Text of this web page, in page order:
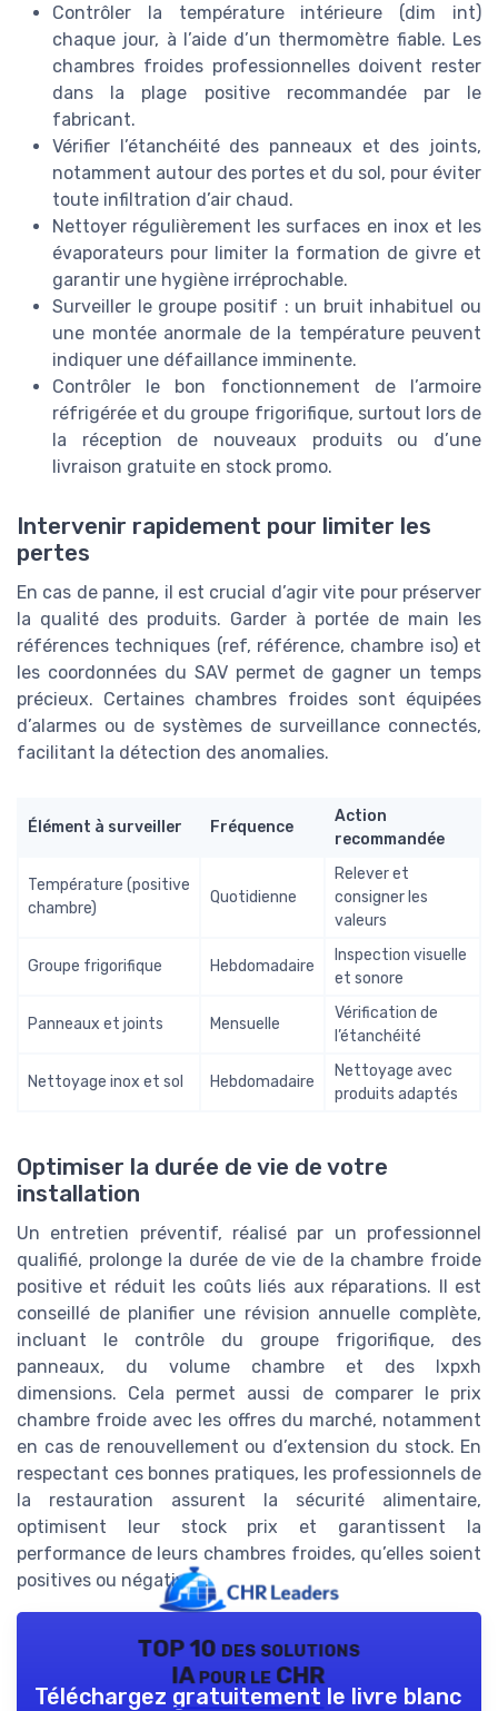
Contrôler la température intérieure (dim int)
chaque jour, à l’aide d’un thermomètre fiable. Les
chambres froides professionnelles doivent rester
dans la plage positive recommandée par le
fabricant.
Vérifier l’étanchéité des panneaux et des joints,
notamment autour des portes et du sol, pour éviter
toute infiltration d’air chaud.
Nettoyer régulièrement les surfaces en inox et les
évaporateurs pour limiter la formation de givre et
garantir une hygiène irréprochable.
Surveiller le groupe positif : un bruit inhabituel ou
une montée anormale de la température peuvent
indiquer une défaillance imminente.
Contrôler le bon fonctionnement de l’armoire
réfrigérée et du groupe frigorifique, surtout lors de
la réception de nouveaux produits ou d’une
livraison gratuite en stock promo.
Intervenir rapidement pour limiter les
pertes
En cas de panne, il est crucial d’agir vite pour préserver
la qualité des produits. Garder à portée de main les
références techniques (ref, référence, chambre iso) et
les coordonnées du SAV permet de gagner un temps
précieux. Certaines chambres froides sont équipées
d’alarmes ou de systèmes de surveillance connectés,
facilitant la détection des anomalies.
Élément à surveiller Fréquence
Action
recommandée
Température (positive
chambre)
Quotidienne
Relever et
consigner les
valeurs
Groupe frigorifique Hebdomadaire
Inspection visuelle
et sonore
Panneaux et joints Mensuelle
Vérification de
l’étanchéité
Nettoyage inox et sol Hebdomadaire
Nettoyage avec
produits adaptés
Optimiser la durée de vie de votre
installation
Un entretien préventif, réalisé par un professionnel
qualifié, prolonge la durée de vie de la chambre froide
positive et réduit les coûts liés aux réparations. Il est
conseillé de planifier une révision annuelle complète,
incluant le contrôle du groupe frigorifique, des
panneaux, du volume chambre et des lxpxh
dimensions. Cela permet aussi de comparer le prix
chambre froide avec les offres du marché, notamment
en cas de renouvellement ou d’extension du stock. En
respectant ces bonnes pratiques, les professionnels de
la restauration assurent la sécurité alimentaire,
optimisent leur stock prix et garantissent la
performance de leurs chambres froides, qu’elles soient
positives ou négatives.
TOP 10 des solutions
IA pour le CHR
Téléchargez gratuitement le livre blanc